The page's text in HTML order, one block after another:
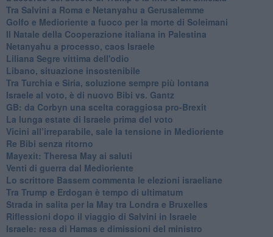
Tra Salvini a Roma e Netanyahu a Gerusalemme
Golfo e Medioriente a fuoco per la morte di Soleimani
Il Natale della Cooperazione italiana in Palestina
Netanyahu a processo, caos Israele
Liliana Segre vittima dell'odio
Libano, situazione insostenibile
Tra Turchia e Siria, soluzione sempre più lontana
Israele al voto, è di nuovo Bibi vs. Gantz
GB: da Corbyn una scelta coraggiosa pro-Brexit
La lunga estate di Israele prima del voto
Vicini all’irreparabile, sale la tensione in Medioriente
Re Bibi senza ritorno
Mayexit: Theresa May ai saluti
Venti di guerra dal Medioriente
Lo scrittore Bassem commenta le elezioni israeliane
Tra Trump e Erdogan è tempo di ultimatum
Strada in salita per la May tra Londra e Bruxelles
Riflessioni dopo il viaggio di Salvini in Israele
Israele: resa di Hamas e dimissioni del ministro